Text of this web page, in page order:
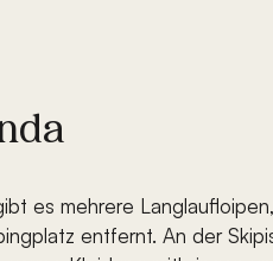
es mehrere
entfernt. An der